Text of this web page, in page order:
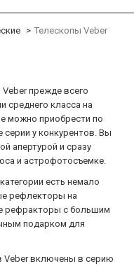
Телескопы Veber
прежде всего
среднего класса на
можно приобрести по
у конкурентов. Вы
апертурой и сразу
и астрофотосъемке.
есть немало
рефлекторы на
рефракторы с большим
подарком для
Veber включены в серию